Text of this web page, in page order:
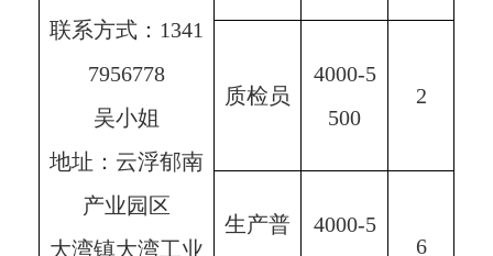
联系方式：1341
7956778
吴小姐
地址：云浮郁南
产业园区
大湾镇大湾工业
质检员
4000-5
500
2
生产普
4000-5
6